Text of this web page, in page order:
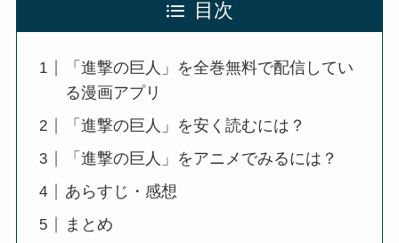
目次
「進撃の巨人」を全巻無料で配信してい
る漫画アプリ
「進撃の巨人」を安く読むには？
「進撃の巨人」をアニメでみるには？
あらすじ・感想
まとめ